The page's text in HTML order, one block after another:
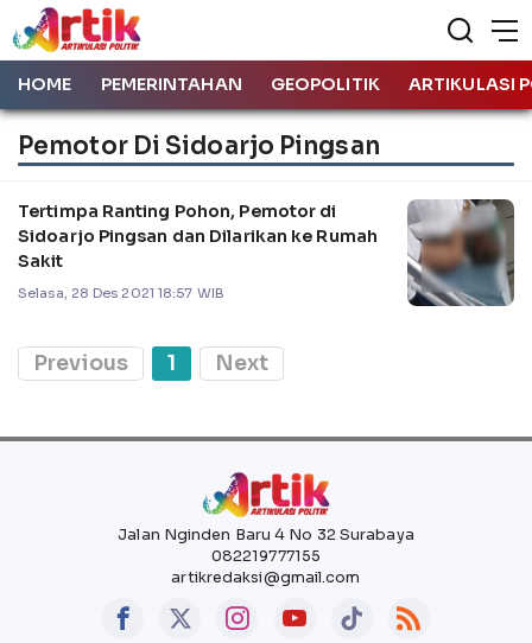
HOME PEMERINTAHAN GEOPOLITIK ARTIKULASI
Pemotor Di Sidoarjo Pingsan
Tertimpa Ranting Pohon, Pemotor di
Sidoarjo Pingsan dan Dilarikan ke Rumah
Sakit
Selasa, 28 Des 2021 18:57 WIB
Previous 1 Next
Jalan Nginden Baru 4 No 32 Surabaya
082219777155
artikredaksi@gmail.com